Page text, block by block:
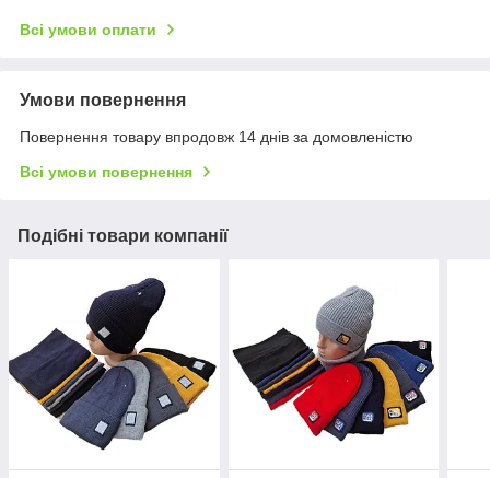
Всі умови оплати
Умови повернення
Повернення товару впродовж 14 днів за домовленістю
Всі умови повернення
Подібні товари компанії